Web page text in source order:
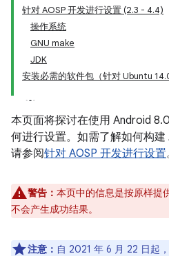
针对 AOSP 开发进行设置 (2.3 - 4.4)
操作系统
GNU make
JDK
安装必需的软件包（针对 Ubuntu
本页面将探讨在使用 Android
何进行设置。如需了解如何构建
请参阅针对 AOSP 开发进行设置
警告： 本页中的信息是按原样提
不会产生成功结果。
注意： 自 2021 年 6 月 22 日起